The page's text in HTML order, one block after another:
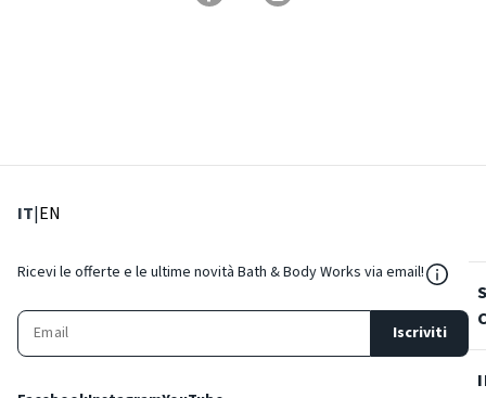
IT: Lingua corrente
|EN
Ricevi le offerte e le ultime novità Bath & Body Works via email!
Iscriviti